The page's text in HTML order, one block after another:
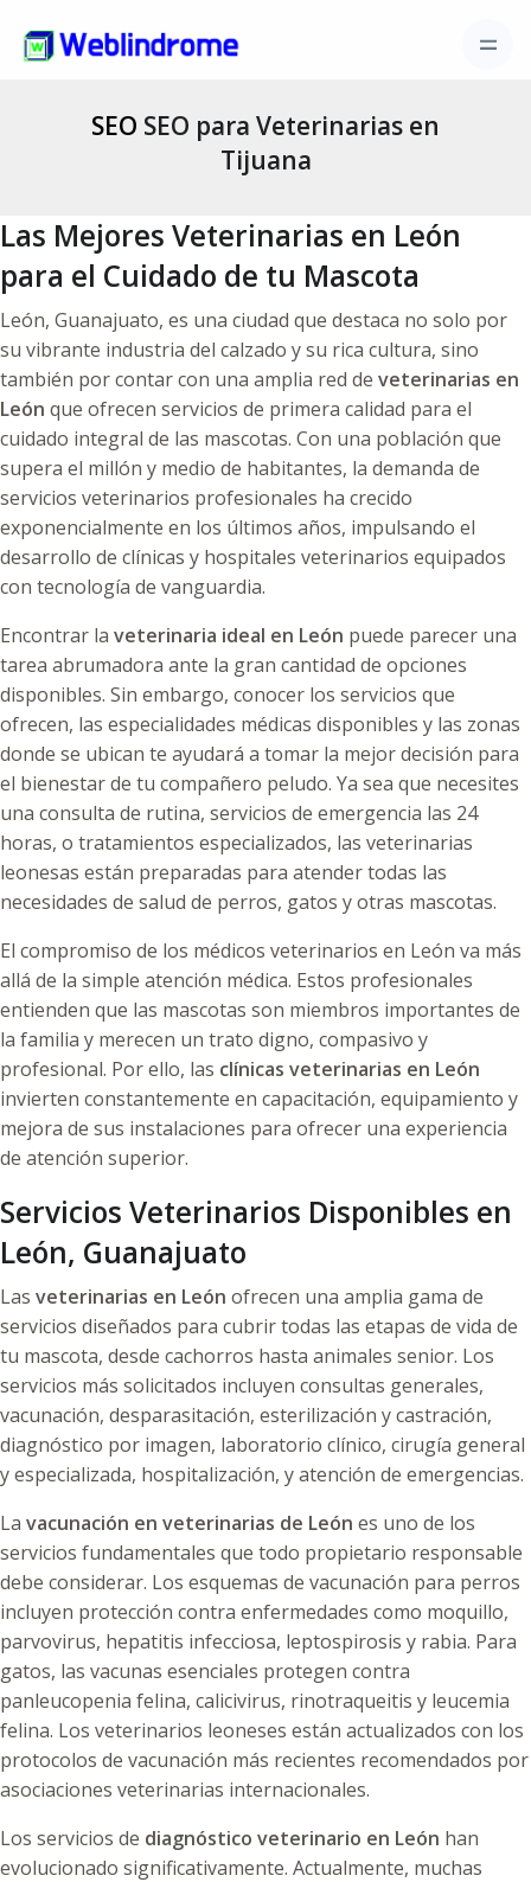
SEO SEO para Veterinarias en
Tijuana
Las Mejores Veterinarias en León
para el Cuidado de tu Mascota
León, Guanajuato, es una ciudad que destaca no solo por
su vibrante industria del calzado y su rica cultura, sino
también por contar con una amplia red de veterinarias en
León que ofrecen servicios de primera calidad para el
cuidado integral de las mascotas. Con una población que
supera el millón y medio de habitantes, la demanda de
servicios veterinarios profesionales ha crecido
exponencialmente en los últimos años, impulsando el
desarrollo de clínicas y hospitales veterinarios equipados
con tecnología de vanguardia.
Encontrar la veterinaria ideal en León puede parecer una
tarea abrumadora ante la gran cantidad de opciones
disponibles. Sin embargo, conocer los servicios que
ofrecen, las especialidades médicas disponibles y las zonas
donde se ubican te ayudará a tomar la mejor decisión para
el bienestar de tu compañero peludo. Ya sea que necesites
una consulta de rutina, servicios de emergencia las 24
horas, o tratamientos especializados, las veterinarias
leonesas están preparadas para atender todas las
necesidades de salud de perros, gatos y otras mascotas.
El compromiso de los médicos veterinarios en León va más
allá de la simple atención médica. Estos profesionales
entienden que las mascotas son miembros importantes de
la familia y merecen un trato digno, compasivo y
profesional. Por ello, las clínicas veterinarias en León
invierten constantemente en capacitación, equipamiento y
mejora de sus instalaciones para ofrecer una experiencia
de atención superior.
Servicios Veterinarios Disponibles en
León, Guanajuato
Las veterinarias en León ofrecen una amplia gama de
servicios diseñados para cubrir todas las etapas de vida de
tu mascota, desde cachorros hasta animales senior. Los
servicios más solicitados incluyen consultas generales,
vacunación, desparasitación, esterilización y castración,
diagnóstico por imagen, laboratorio clínico, cirugía general
y especializada, hospitalización, y atención de emergencias.
La vacunación en veterinarias de León es uno de los
servicios fundamentales que todo propietario responsable
debe considerar. Los esquemas de vacunación para perros
incluyen protección contra enfermedades como moquillo,
parvovirus, hepatitis infecciosa, leptospirosis y rabia. Para
gatos, las vacunas esenciales protegen contra
panleucopenia felina, calicivirus, rinotraqueitis y leucemia
felina. Los veterinarios leoneses están actualizados con los
protocolos de vacunación más recientes recomendados por
asociaciones veterinarias internacionales.
Los servicios de diagnóstico veterinario en León han
evolucionado significativamente. Actualmente, muchas